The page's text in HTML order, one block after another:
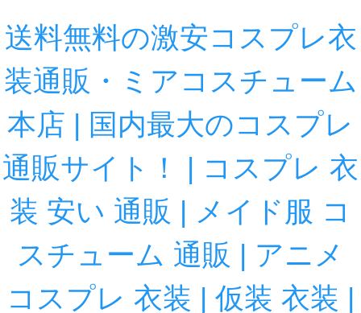
送料無料の激安コスプレ衣
装通販・ミアコスチューム
本店 | 国内最大のコスプレ
通販サイト！ | コスプレ 衣
装 安い 通販 | メイド服 コ
スチューム 通販 | アニメ
コスプレ 衣装 | 仮装 衣装 |